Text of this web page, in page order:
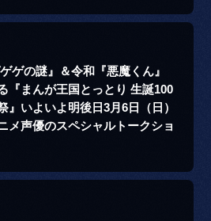
ゲの謎』＆令和『悪魔くん』
『まんが王国とっとり 生誕100
いよいよ明後日3月6日（日）
メ声優のスペシャルトークショ